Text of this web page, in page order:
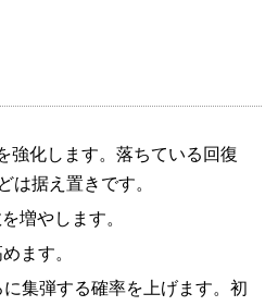
化します。落ちている回復
は据え置きです。
増やします。
ます。
集弾する確率を上げます。初